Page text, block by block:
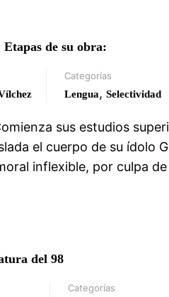
de su obra:
Categorías
Lengua, Selectividad
sus estudios
el cuerpo de su ídolo
inflexible, por culpa
del 98
Categorías